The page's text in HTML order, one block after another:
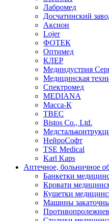
Лабромед
Досчатинский
Аксион
Lojer
ФОТЕК
Оптимед
КЛЕР
Мединдустрия
Медицинская
Спектромед
MEDIANA
Масса-К
ТВЕС
Bistos Co., Ltd.
НейроСофт
TSE Medical
Karl Kaps
Аптечное, больничное
Банкетки
Кровати
Кушетки
Машины